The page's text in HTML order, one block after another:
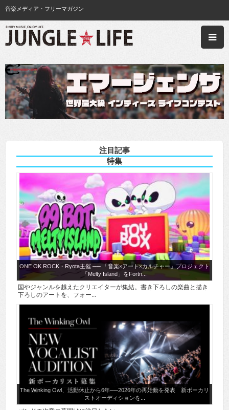
音楽メディア・フリーマガジン
注目記事
特集
ONE OK ROCK・Ryota主催 ── 「音楽×アート×カルチャー」プロジェクト
「Melty Island」をFortn...
国やジャンルを越えたクリエイターが集結。書き下ろしの楽曲と描き
下ろしのアートを、フォー...
The Winking Owl、活動休止から6年──2026年の再始動を発表 新ボーカリ
ストオーディションを...